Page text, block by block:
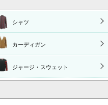
シャツ
カーディガン
ジャージ・スウェット